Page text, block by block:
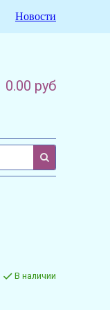
Новости
0.00 руб
В наличии